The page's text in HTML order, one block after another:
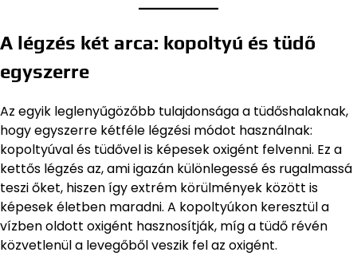
A légzés két arca: kopoltyú és tüdő
egyszerre
Az egyik leglenyűgözőbb tulajdonsága a tüdőshalaknak,
hogy egyszerre kétféle légzési módot használnak:
kopoltyúval és tüdővel is képesek oxigént felvenni. Ez a
kettős légzés az, ami igazán különlegessé és rugalmassá
teszi őket, hiszen így extrém körülmények között is
képesek életben maradni. A kopoltyúkon keresztül a
vízben oldott oxigént hasznosítják, míg a tüdő révén
közvetlenül a levegőből veszik fel az oxigént.